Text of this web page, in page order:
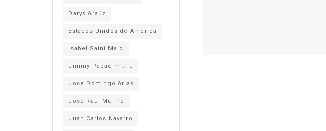
Darys Araúz
Estados Unidos de América
Isabel Saint Malo
Jimmy Papadimitriu
Jose Domingo Arias
Jose Raul Mulino
Juan Carlos Navarro